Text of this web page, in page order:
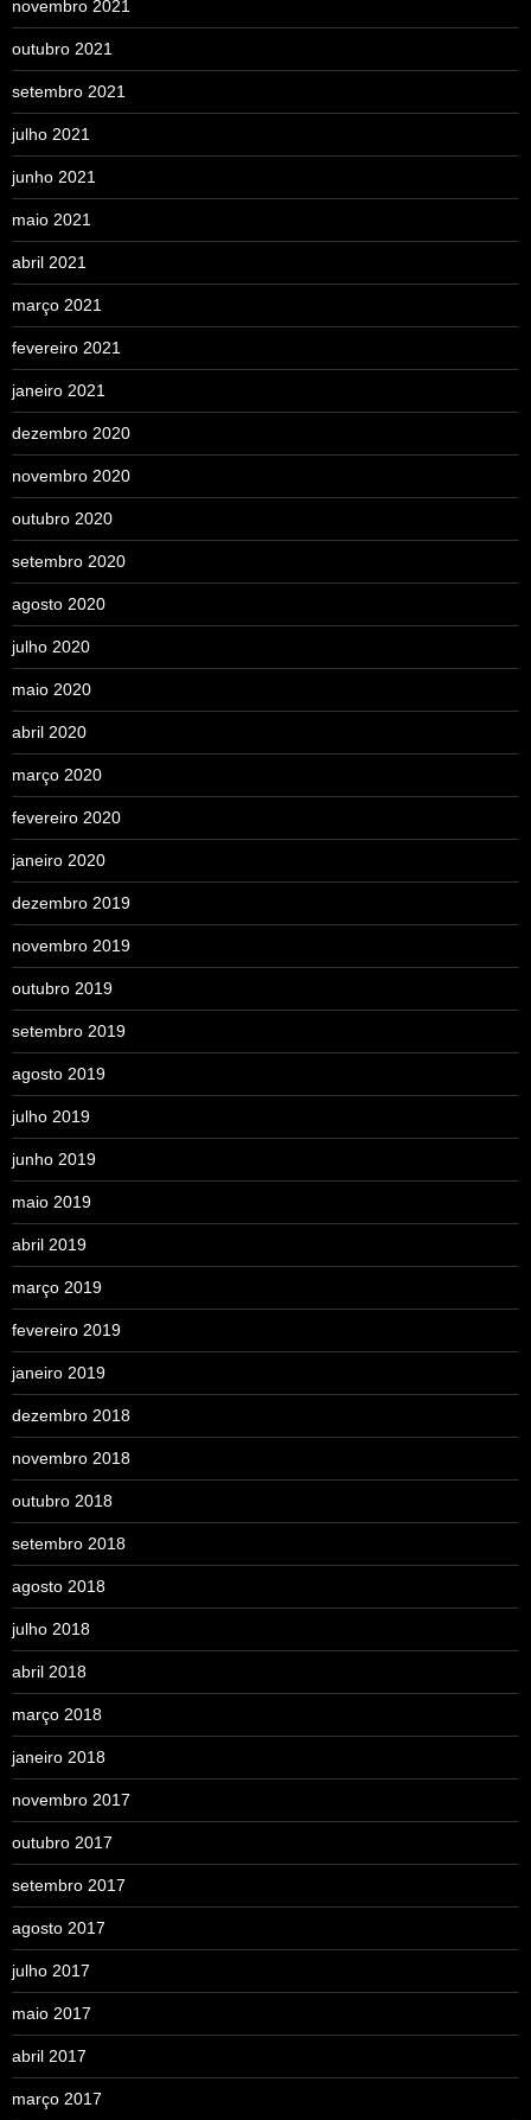
novembro 2021
outubro 2021
setembro 2021
julho 2021
junho 2021
maio 2021
abril 2021
março 2021
fevereiro 2021
janeiro 2021
dezembro 2020
novembro 2020
outubro 2020
setembro 2020
agosto 2020
julho 2020
maio 2020
abril 2020
março 2020
fevereiro 2020
janeiro 2020
dezembro 2019
novembro 2019
outubro 2019
setembro 2019
agosto 2019
julho 2019
junho 2019
maio 2019
abril 2019
março 2019
fevereiro 2019
janeiro 2019
dezembro 2018
novembro 2018
outubro 2018
setembro 2018
agosto 2018
julho 2018
abril 2018
março 2018
janeiro 2018
novembro 2017
outubro 2017
setembro 2017
agosto 2017
julho 2017
maio 2017
abril 2017
março 2017